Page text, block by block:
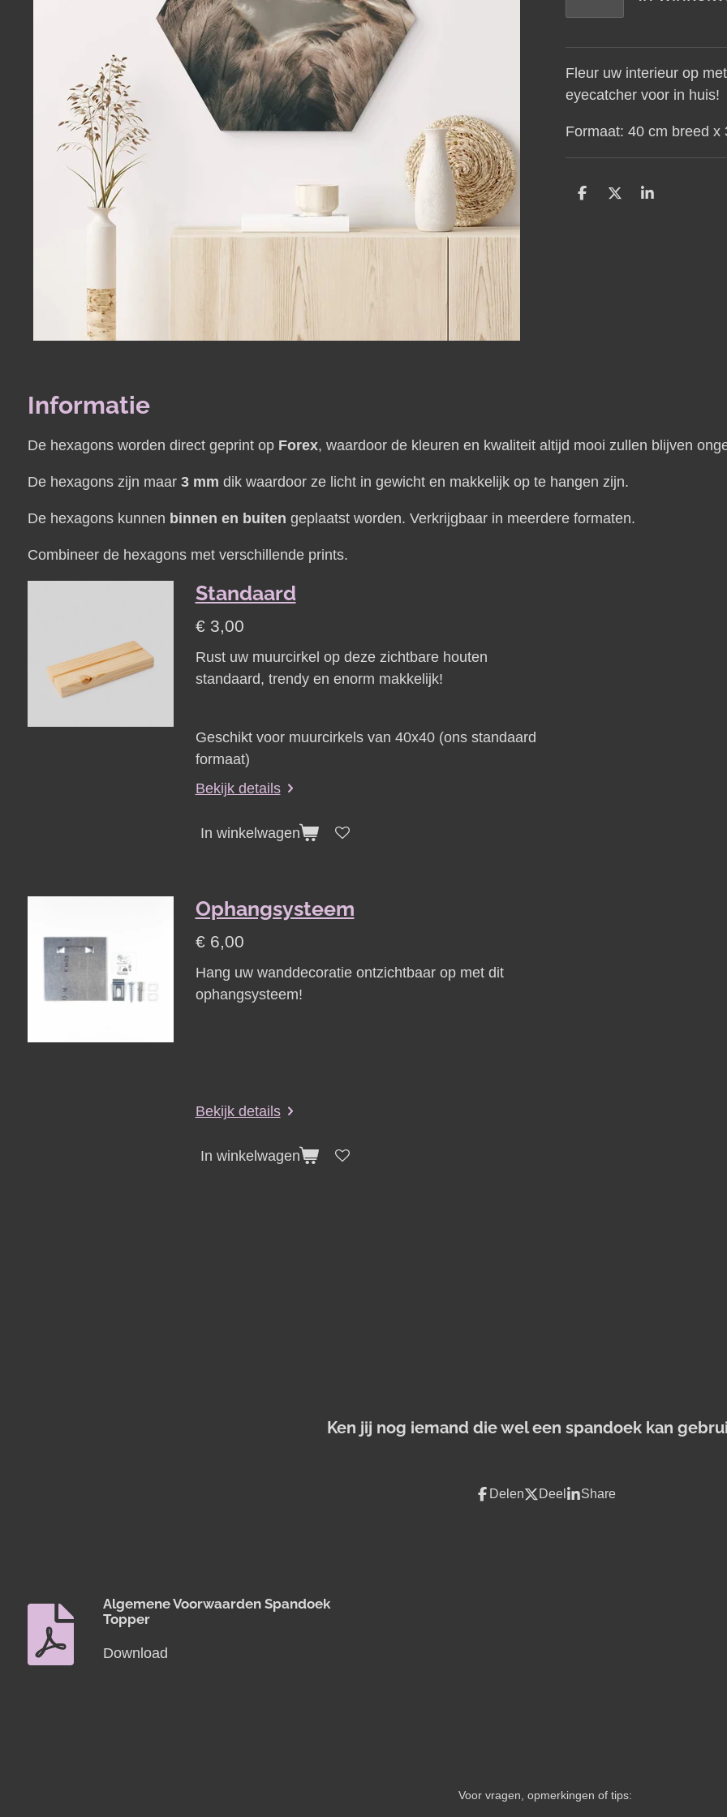
Fleur uw interieur op
eyecatcher voor in huis!
Formaat: 40 cm breed x
D
D
S
Informatie
De hexagons worden direct geprint op Forex, waardoor de kleuren en kwaliteit altijd mooi zullen blijven
De hexagons zijn maar 3 mm dik waardoor ze licht in gewicht en makkelijk op te hangen zijn.
De hexagons kunnen binnen en buiten geplaatst worden. Verkrijgbaar in meerdere formaten.
Combineer de hexagons met verschillende prints.
Standaard
€ 3,00
Rust uw muurcirkel op deze zichtbare houten
standaard, trendy en enorm makkelijk!
Geschikt voor muurcirkels van 40x40 (ons standaard
formaat)
Bekijk details
In winkelwagen
Ophangsysteem
€ 6,00
Hang uw wanddecoratie ontzichtbaar op met dit
ophangsysteem!
Bekijk details
In winkelwagen
Ken jij nog iemand die wel een spandoek kan
Delen Deel Share
Algemene Voorwaarden Spandoek
Topper
Download
Voor vragen, opmerkingen of tips: